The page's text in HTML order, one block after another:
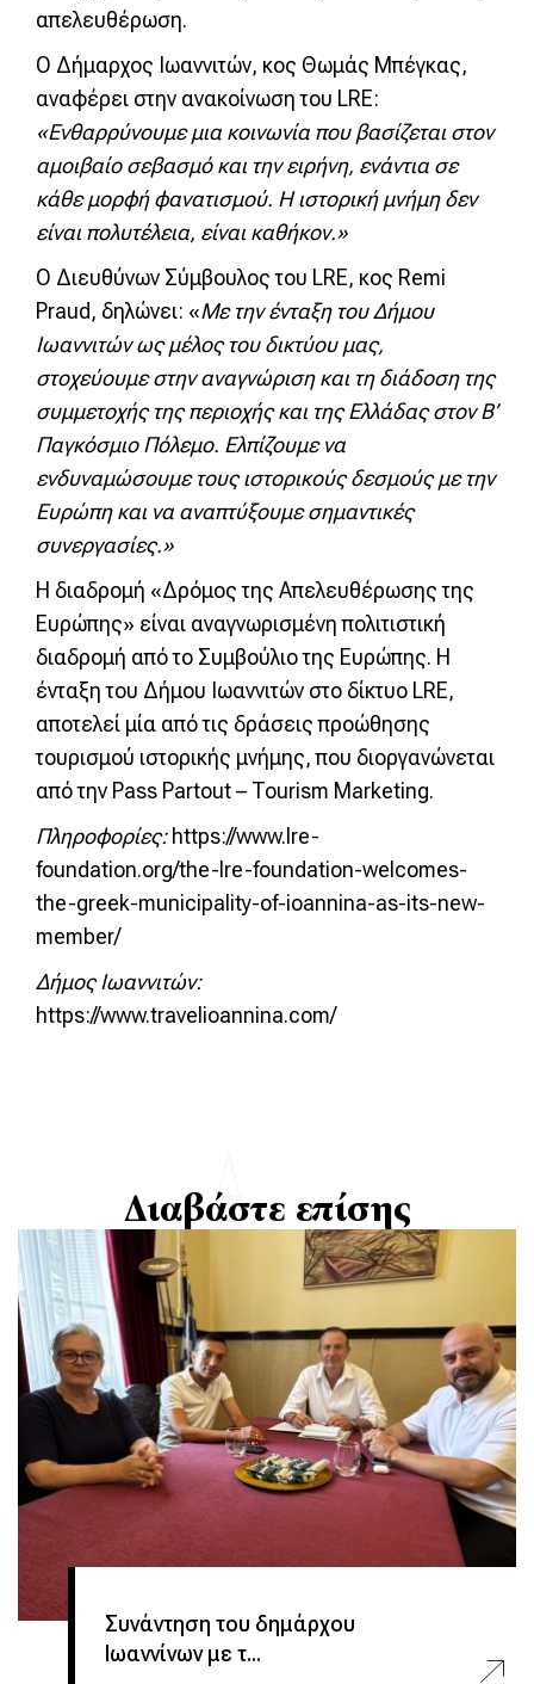
απελευθέρωση.
Ο Δήμαρχος Ιωαννιτών, κος Θωμάς Μπέγκας,
αναφέρει στην ανακοίνωση του LRE:
«Ενθαρρύνουμε μια κοινωνία που βασίζεται στον
αμοιβαίο σεβασμό και την ειρήνη, ενάντια σε
κάθε μορφή φανατισμού. Η ιστορική μνήμη δεν
είναι πολυτέλεια, είναι καθήκον.»
Ο Διευθύνων Σύμβουλος του LRE, κος Remi
Praud, δηλώνει: «Με την ένταξη του Δήμου
Ιωαννιτών ως μέλος του δικτύου μας,
στοχεύουμε στην αναγνώριση και τη διάδοση της
συμμετοχής της περιοχής και της Ελλάδας στον Β’
Παγκόσμιο Πόλεμο. Ελπίζουμε να
ενδυναμώσουμε τους ιστορικούς δεσμούς με την
Ευρώπη και να αναπτύξουμε σημαντικές
συνεργασίες.»
Η διαδρομή «Δρόμος της Απελευθέρωσης της
Ευρώπης» είναι αναγνωρισμένη πολιτιστική
διαδρομή από το Συμβούλιο της Ευρώπης. Η
ένταξη του Δήμου Ιωαννιτών στο δίκτυο LRE,
αποτελεί μία από τις δράσεις προώθησης
τουρισμού ιστορικής μνήμης, που διοργανώνεται
από την Pass Partout – Tourism Marketing.
Πληροφορίες:https://www.lre-
foundation.org/the-lre-foundation-welcomes-
the-greek-municipality-of-ioannina-as-its-new-
member/
Δήμος Ιωαννιτών:
https://www.travelioannina.com/
Διαβάστε επίσης
Συνάντηση του δημάρχου
Ιωαννίνων με τ...